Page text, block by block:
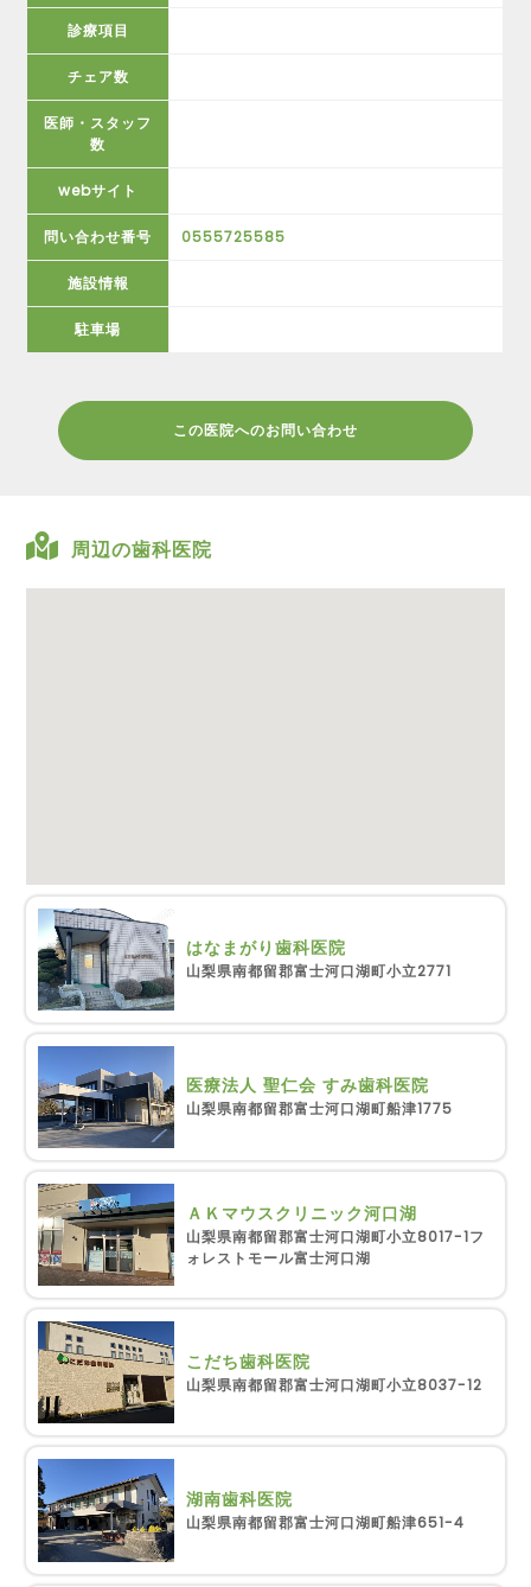
診療項目
チェア数
医師・スタッフ
数
webサイト
問い合わせ番号 0555725585
施設情報
駐車場
この医院へのお問い合わせ
周辺の歯科医院
はなまがり歯科医院
山梨県南都留郡富士河口湖町小立2771
医療法人 聖仁会 すみ歯科医院
山梨県南都留郡富士河口湖町船津1775
ＡＫマウスクリニック河口湖
山梨県南都留郡富士河口湖町小立8017-1フ
ォレストモール富士河口湖
こだち歯科医院
山梨県南都留郡富士河口湖町小立8037-12
湖南歯科医院
山梨県南都留郡富士河口湖町船津651-4